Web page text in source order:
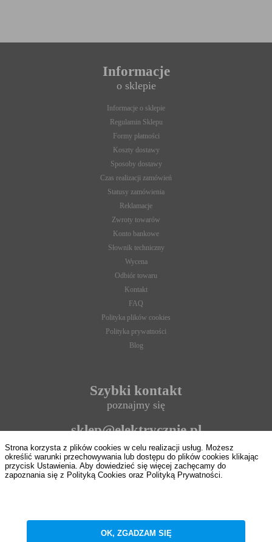
Strona korzysta z plików cookies w celu realizacji usług. Możesz
określić warunki przechowywania lub dostępu do plików cookies klikając
przycisk Ustawienia. Aby dowiedzieć się więcej zachęcamy do
zapoznania się z Polityką Cookies oraz Polityką Prywatności.
OK, ZGADZAM SIĘ
Informacje
o sklepie
Informacje o sklepie
Regulamin Sklepu
Formy płatności
Koszty dostawy
Sposoby dostawy
Czas realizacji zamówień
Statusy zamówienia
Reklamacje
Zwroty towarów
Konto bankowe
Słownik techniczny
Wycena
Odbiór towaru
Kontakt
FAQ
Polityka plików cookies
Polityka prywatności
Blog
Szybki kontakt
poznajmy się
sklep@elektrycznie.pl
693 897 124